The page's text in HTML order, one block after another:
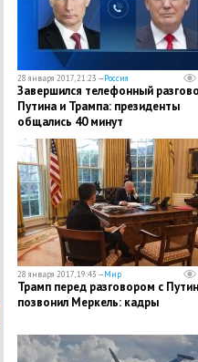
28 января 2017, 21:23 —Россия
Завершился телефонный
Путина и Трампа: президенты
общались 40 минут
28 января 2017, 19:43 —Мир
Трамп перед разговором с
позвонил Меркель: кадры